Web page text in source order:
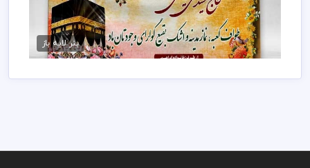
فایل بنر مکه psd
75,000 تومان
بنر لایه باز